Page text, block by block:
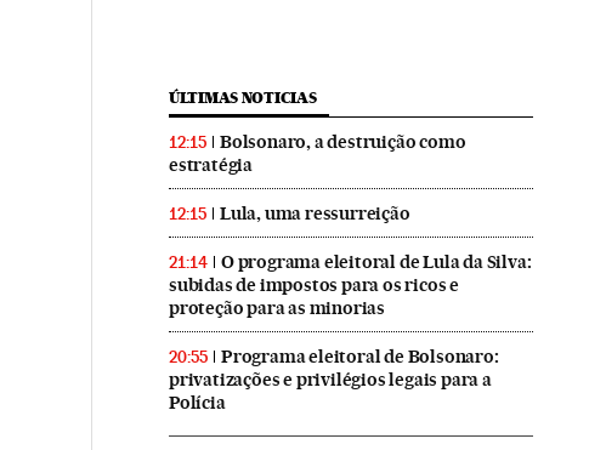
ÚLTIMAS NOTICIAS
12:15
Bolsonaro, a destruição como
estratégia
12:15 Lula, uma ressurreição
21:14
O programa eleitoral de Lula da Silva:
subidas de impostos para os ricos e
proteção para as minorias
20:55
Programa eleitoral de Bolsonaro:
privatizações e privilégios legais para a
Polícia